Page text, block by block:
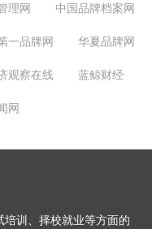
理网 中国品牌档案网
一品牌网 华夏品牌网
观察在线 蓝鲸财经
网
训、择校就业等方面的